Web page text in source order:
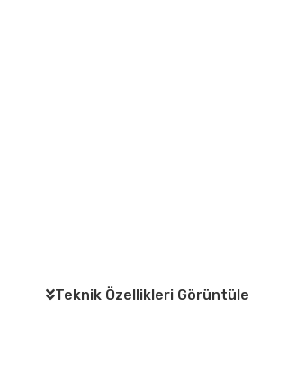
Teknik Özellikleri Görüntüle